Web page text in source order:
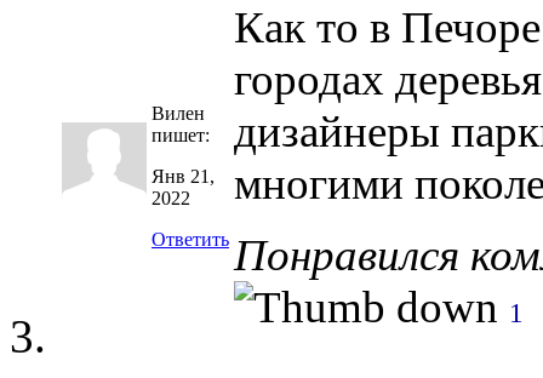
Вилен
пишет:
Янв 21,
2022
Ответить
Как то в
городах
дизайнеры
многими
Понравился
1